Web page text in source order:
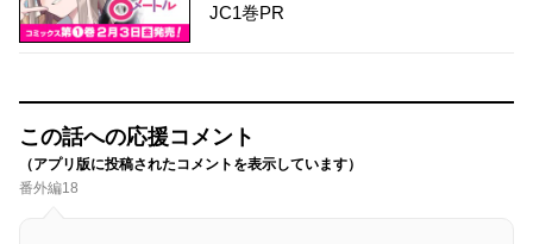
JC1巻PR
この話への応援コメント
（アプリ版に投稿されたコメントを表示しています）
番外編18